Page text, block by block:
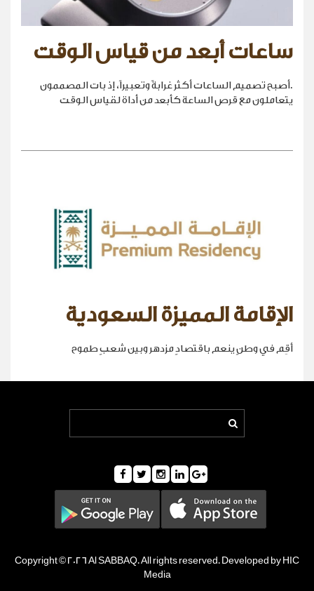
ساعات أبعد من قياس الوقت
.أصبح تصميم الساعات أكثر غرابةً وتعبيراً، إذ بات المصممون
يتعاملون مع قرص الساعة كأبعد من أداة لقياس الوقت
الإقامة المميزة السعودية
أقِم في وطنٍ ينعم باقتصادٍ مزدهر وبين شعبٍ طموح
Copyright © 2026 Al SABBAQ. All rights reserved. Developed by HIC
Media